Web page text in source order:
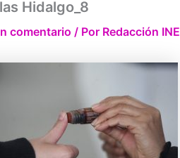
Hidalgo_8
comentario / Por Redacción INE